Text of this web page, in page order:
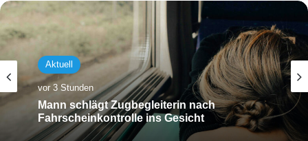
Aktuell
vor 3 Stunden
Mann schlägt Zugbegleiterin nach
Fahrscheinkontrolle ins Gesicht